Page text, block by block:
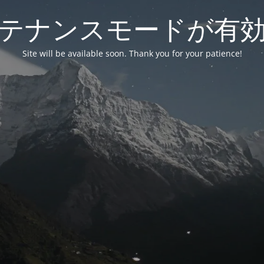
ナンスモードが有
Site will be available soon. Thank you for your patience!